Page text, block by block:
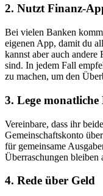
2. Nutzt Finanz-
Bei vielen Banken
eigenen App, damit du
kannst aber auch
sind. In jedem Fall
zu machen, um den
3. Lege monatliche
Vereinbare, dass ihr
Gemeinschaftskonto
für gemeinsame
Überraschungen bleiben
4. Rede über Geld